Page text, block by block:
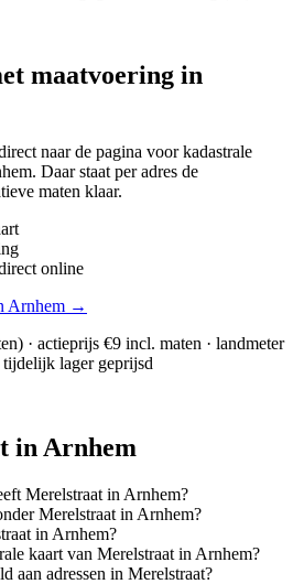
maatvoering in
naar de pagina voor kadastrale
Daar staat per adres de
maten klaar.
online
Arnhem →
· actieprijs €9 incl. maten · landmeter
lager geprijsd
in Arnhem
Merelstraat in Arnhem?
Merelstraat in Arnhem?
in Arnhem?
kaart van Merelstraat in Arnhem?
aan adressen in Merelstraat?